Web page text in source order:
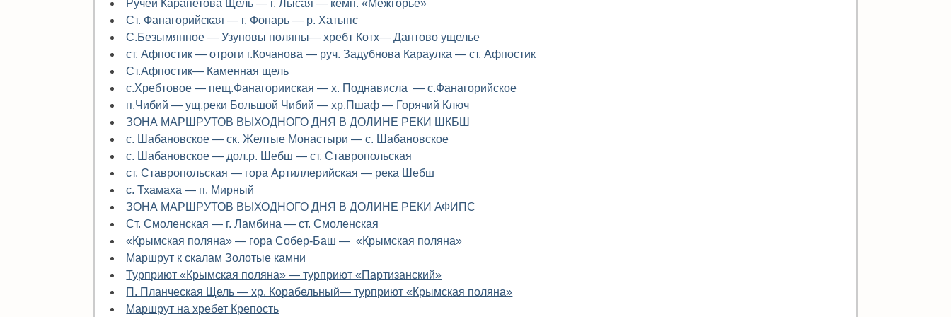
Ручей Карапетова Щель — г. Лысая — кемп. «Межгорье»
Ст. Фанагорийская — г. Фонарь — р. Хатыпс
С.Безымянное — Узуновы поляны— хребт Котх— Дантово ущелье
ст. Афпостик — отроги г.Кочанова — руч. Задубнова Караулка — ст. Афпостик
Cт.Афпостик— Каменная щель
с.Хребтовое — пещ.Фанагорииская — х. Поднависла — с.Фанагорийское
п.Чибий — ущ.реки Большой Чибий — хр.Пшаф — Горячий Ключ
ЗОНА МАРШРУТОВ ВЫХОДНОГО ДНЯ В ДОЛИНЕ РЕКИ ШКБШ
с. Шабановское — ск. Желтые Монастыри — с. Шабановское
с. Шабановское — дол.р. Шебш — ст. Ставропольская
ст. Ставропольская — гора Артиллерийская — река Шебш
с. Тхамаха — п. Мирный
ЗОНА МАРШРУТОВ ВЫХОДНОГО ДНЯ В ДОЛИНЕ РЕКИ АФИПС
Ст. Смоленская — г. Ламбина — ст. Смоленская
«Крымская поляна» — гора Собер-Баш — «Крымская поляна»
Маршрут к скалам Золотые камни
Турприют «Крымская поляна» — турприют «Партизанский»
П. Планческая Щель — хр. Корабельный— турприют «Крымская поляна»
Маршрут на хребет Крепость